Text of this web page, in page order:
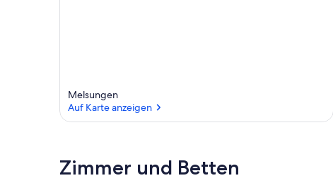
Melsungen
Auf Karte anzeigen
Zimmer und Betten